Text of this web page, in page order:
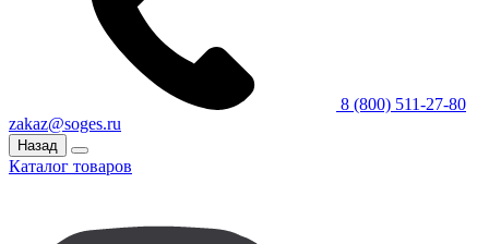
8 (800) 511-27-80
zakaz@soges.ru
Назад
Каталог товаров